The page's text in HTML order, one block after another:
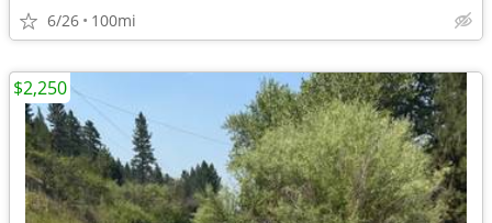
6/26 100mi
$2,250